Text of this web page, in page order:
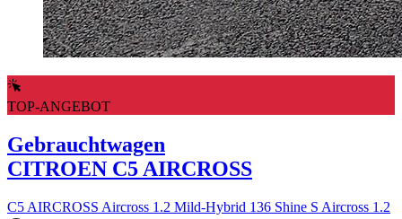
TOP-ANGEBOT
Gebrauchtwagen
CITROEN C5 AIRCROSS
C5 AIRCROSS Aircross 1.2 Mild-Hybrid 136 Shine S Aircross 1.2